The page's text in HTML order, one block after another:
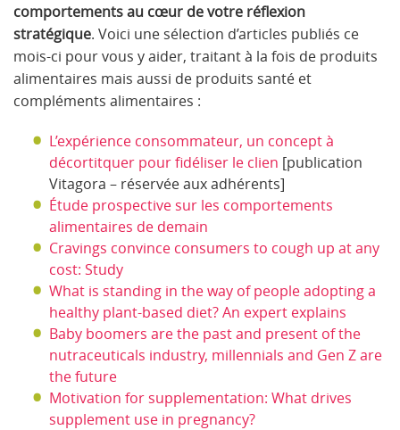
comportements au cœur de votre réflexion
stratégique. Voici une sélection d’articles publiés ce
mois-ci pour vous y aider, traitant à la fois de produits
alimentaires mais aussi de produits santé et
compléments alimentaires :
L’expérience consommateur, un concept à
décortitquer pour fidéliser le clien [publication
Vitagora – réservée aux adhérents]
Étude prospective sur les comportements
alimentaires de demain
Cravings convince consumers to cough up at any
cost: Study
What is standing in the way of people adopting a
healthy plant-based diet? An expert explains
Baby boomers are the past and present of the
nutraceuticals industry, millennials and Gen Z are
the future
Motivation for supplementation: What drives
supplement use in pregnancy?